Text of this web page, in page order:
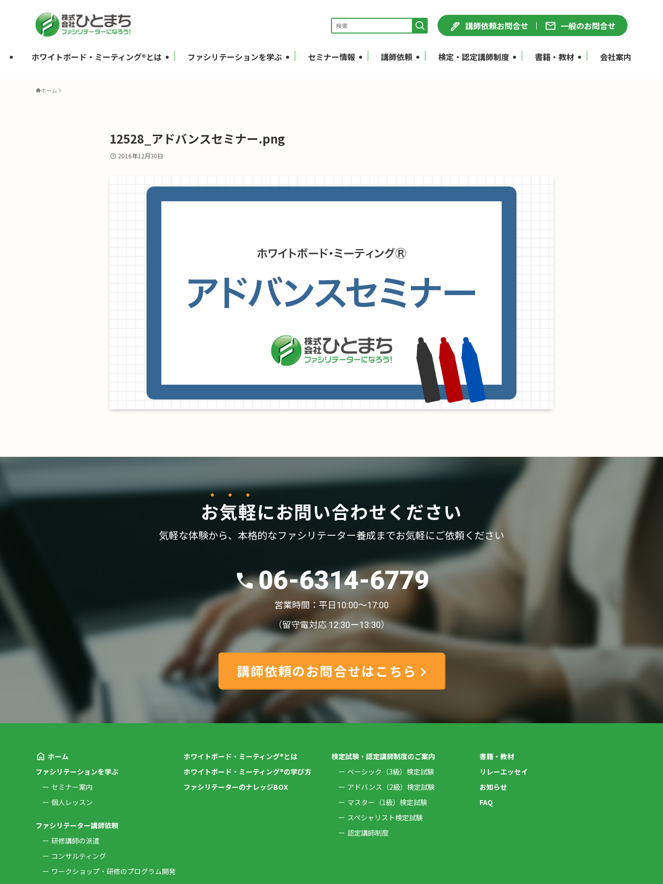
講師依頼お問合せ 一般のお問合せ
ホワイトボード・ミーティング®とは ファシリテーションを学ぶ セミナー情報 講師依頼 検定・認定講師制度 書籍・教材 会社案内
ホーム
12528_アドバンスセミナー.png
2016年12月30日
お気軽にお問い合わせください
気軽な体験から、 本格的なファシリテーター養成までお気軽にご依頼ください
06-6314-6779
営業時間：平日10:00〜17:00
（留守電対応 12:30ー13:30）
講師依頼のお問合せはこちら
ホーム
ファシリテーションを学ぶ
セミナー案内
個人レッスン
ファシリテーター講師依頼
研修講師の派遣
コンサルティング
ワークショップ・研修のプログラム開発
ホワイトボード・ミーティング®とは
ホワイトボード・ミーティング®の学び方
ファシリテーターのナレッジBOX
検定試験・認定講師制度のご案内
ベーシック（3級）検定試験
アドバンス（2級）検定試験
マスター（1級）検定試験
スペシャリスト検定試験
認定講師制度
書籍・教材
リレーエッセイ
お知らせ
FAQ